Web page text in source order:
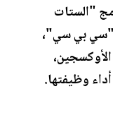
"الستات
"سي بي سي"،
وظيفتها.